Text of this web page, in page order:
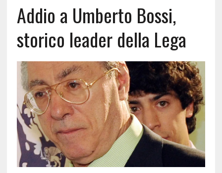
Addio a Umberto Bossi,
storico leader della Lega